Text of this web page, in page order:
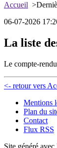
Accueil
06-07-2026
La liste
Le compte-
<- retour vers
Mentions
Plan du
Contact
Flux RSS
Site généré